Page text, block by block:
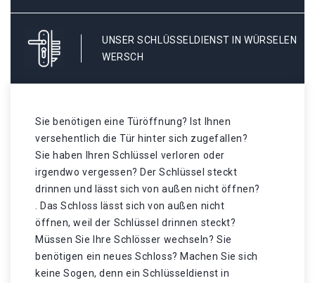
UNSER SCHLÜSSELDIENST IN WÜRSELEN
WERSCH
Sie benötigen eine Türöffnung? Ist Ihnen
versehentlich die Tür hinter sich zugefallen?
Sie haben Ihren Schlüssel verloren oder
irgendwo vergessen? Der Schlüssel steckt
drinnen und lässt sich von außen nicht öffnen?
. Das Schloss lässt sich von außen nicht
öffnen, weil der Schlüssel drinnen steckt?
Müssen Sie Ihre Schlösser wechseln? Sie
benötigen ein neues Schloss? Machen Sie sich
keine Sogen, denn ein Schlüsseldienst in